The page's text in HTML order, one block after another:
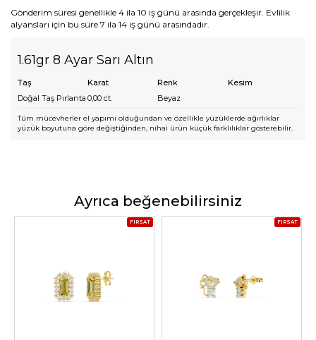
Gönderim süresi genellikle 4 ila 10 iş günü arasında gerçekleşir. Evlilik
alyansları için bu süre 7 ila 14 iş günü arasındadır.
1.61gr 8 Ayar Sarı Altın
Taş Karat Renk
Kesim
Doğal Taş Pırlanta 0,00 ct. Beyaz
Tüm mücevherler el yapımı olduğundan ve özellikle yüzüklerde ağırlıklar
yüzük boyutuna göre değiştiğinden, nihai ürün küçük farklılıklar gösterebilir.
Ayrıca beğenebilirsiniz
FIRSAT FIRSAT